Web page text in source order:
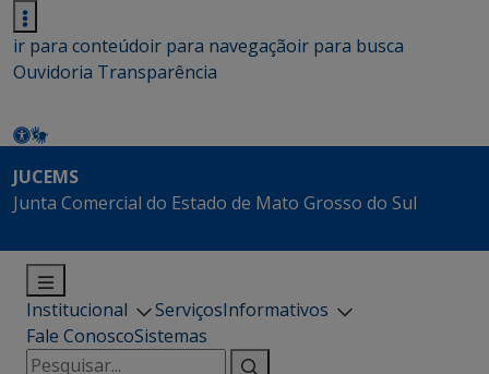
ir para conteúdoir para navegaçãoir para busca
Ouvidoria Transparência
JUCEMS
Junta Comercial do Estado de Mato Grosso do Sul
Institucional ServiçosInformativos
Fale ConoscoSistemas
Pesquisar